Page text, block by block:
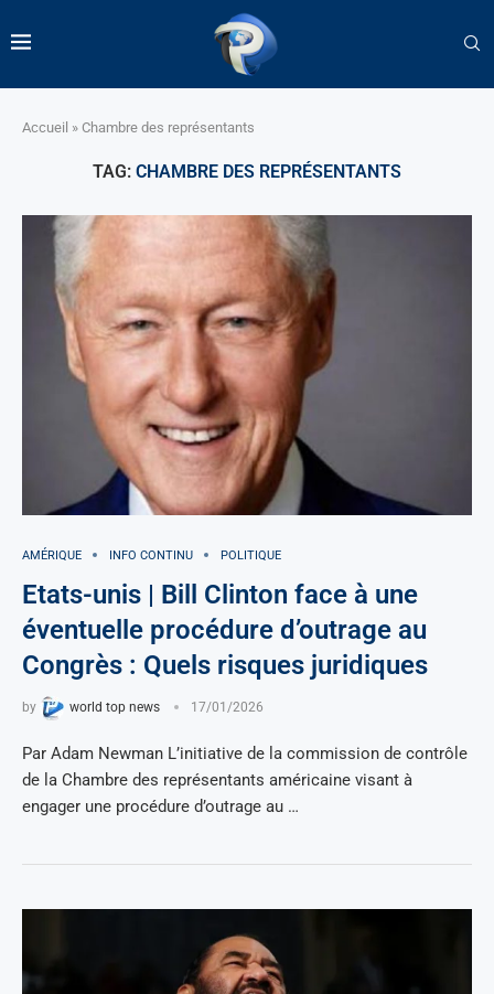
Accueil » Chambre des représentants
TAG: CHAMBRE DES REPRÉSENTANTS
AMÉRIQUE INFO CONTINU POLITIQUE
Etats-unis | Bill Clinton face à une
éventuelle procédure d’outrage au
Congrès : Quels risques juridiques
by world top news 17/01/2026
Par Adam Newman L’initiative de la commission de contrôle
de la Chambre des représentants américaine visant à
engager une procédure d’outrage au …